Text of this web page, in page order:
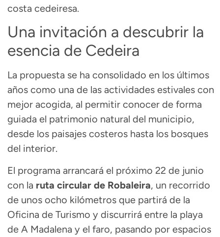
costa cedeiresa.
Una invitación a descubrir la
esencia de Cedeira
La propuesta se ha consolidado en los últimos
años como una de las actividades estivales con
mejor acogida, al permitir conocer de forma
guiada el patrimonio natural del municipio,
desde los paisajes costeros hasta los bosques
del interior.
El programa arrancará el próximo 22 de junio
con la ruta circular de Robaleira, un recorrido
de unos ocho kilómetros que partirá de la
Oficina de Turismo y discurrirá entre la playa
de A Madalena y el faro, pasando por espacios